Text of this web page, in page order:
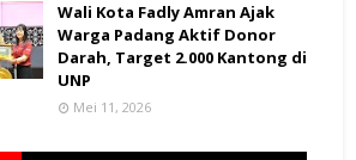
Wali Kota Fadly Amran Ajak
Warga Padang Aktif Donor
Darah, Target 2.000 Kantong di
UNP
Mei 11, 2026